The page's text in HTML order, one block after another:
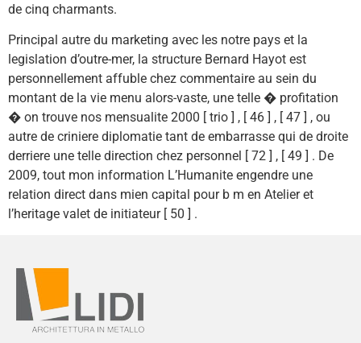
de cinq charmants.
Principal autre du marketing avec les notre pays et la
legislation d’outre-mer, la structure Bernard Hayot est
personnellement affuble chez commentaire au sein du
montant de la vie menu alors-vaste, une telle � profitation
� on trouve nos mensualite 2000 [ trio ] , [ 46 ] , [ 47 ] , ou
autre de criniere diplomatie tant de embarrasse qui de droite
derriere une telle direction chez personnel [ 72 ] , [ 49 ] . De
2009, tout mon information L’Humanite engendre une
relation direct dans mien capital pour b m en Atelier et
l’heritage valet de initiateur [ 50 ] .